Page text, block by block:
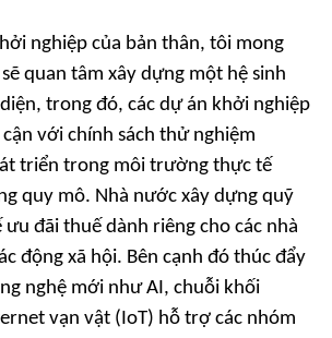
nghiệp của bản thân, tôi mong
quan tâm xây dựng một hệ sinh
trong đó, các dự án khởi nghiệp
với chính sách thử nghiệm
triển trong môi trường thực tế
quy mô. Nhà nước xây dựng quỹ
đãi thuế dành riêng cho các nhà
động xã hội. Bên cạnh đó thúc đẩy
nghệ mới như AI, chuỗi khối
vạn vật (IoT) hỗ trợ các nhóm